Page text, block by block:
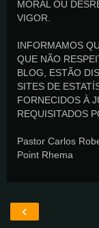
MORAL OU
VIGOR.
INFORMAMOS
QUE NÃO
BLOG, ESTÃO
SITES DE
FORNECIDOS À
REQUISITADOS
Pastor Carlos
Point Rhema
‹